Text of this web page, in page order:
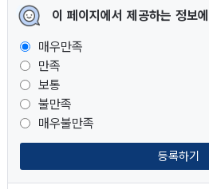
이 페이지에서 제공하는 정보
매우만족
만족
보통
불만족
매우불만족
등록하기